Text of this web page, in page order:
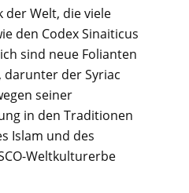
Welt, die viele
den Codex Sinaiticus
sind neue Folianten
darunter der Syriac
seiner
in den Traditionen
Islam und des
Weltkulturerbe